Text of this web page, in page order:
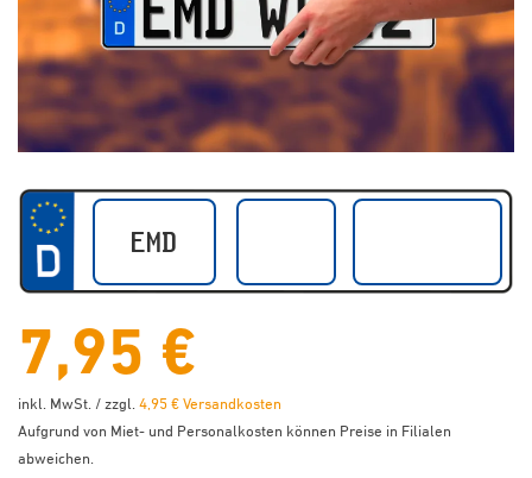
7,95 €
inkl. MwSt. / zzgl.4,95 € Versandkosten
Aufgrund von Miet- und Personalkosten können Preise in Filialen
abweichen.